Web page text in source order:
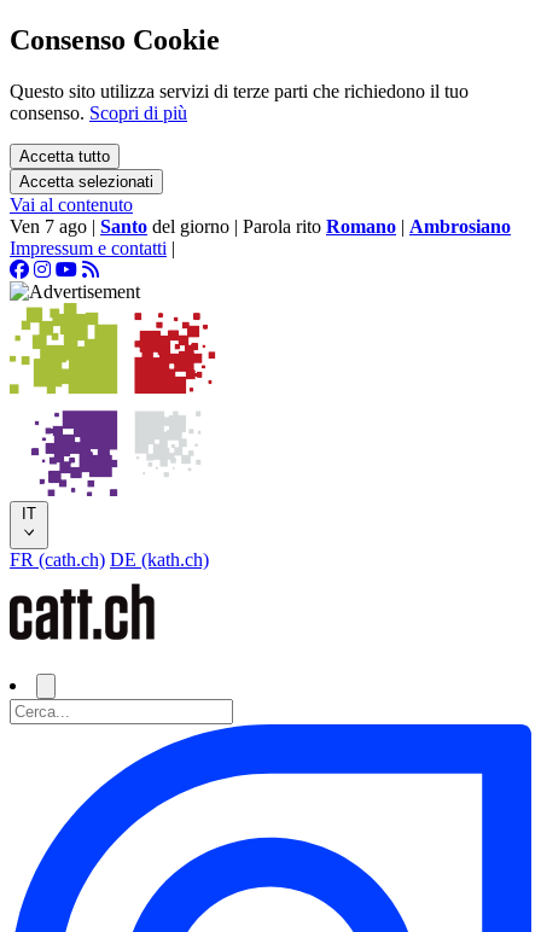
Consenso Cookie
Questo sito utilizza servizi di terze parti che richiedono il tuo
consenso. Scopri di più
Accetta tutto
Accetta selezionati
Vai al contenuto
Ven 7 ago | Santo del giorno | Parola rito Romano | Ambrosiano
Impressum e contatti |
IT
FR (cath.ch) DE (kath.ch)